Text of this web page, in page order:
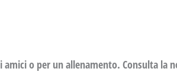
o per un allenamento. Consulta la